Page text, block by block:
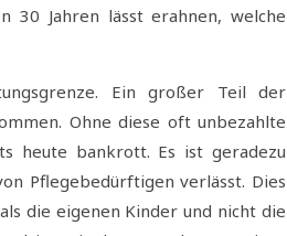
30 Jahren lässt erahnen, welche
Ein großer Teil der
Ohne diese oft unbezahlte
heute bankrott. Es ist geradezu
Pflegebedürftigen verlässt. Dies
die eigenen Kinder und nicht die